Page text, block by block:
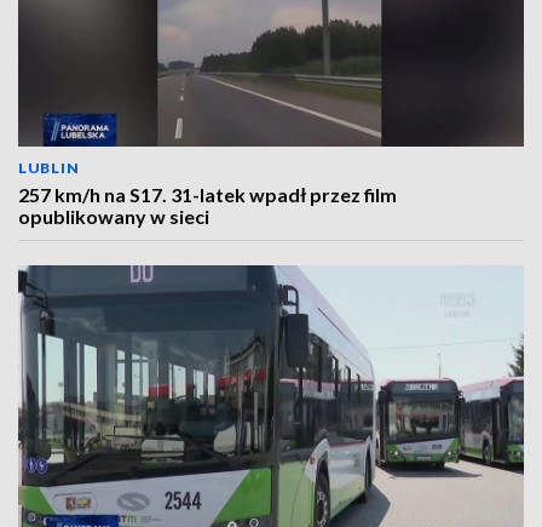
LUBLIN
257 km/h na S17. 31-latek wpadł przez film
opublikowany w sieci